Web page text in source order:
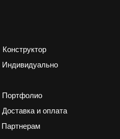
Конструктор
Индивидуально
Портфолио
Доставка и оплата
Партнерам